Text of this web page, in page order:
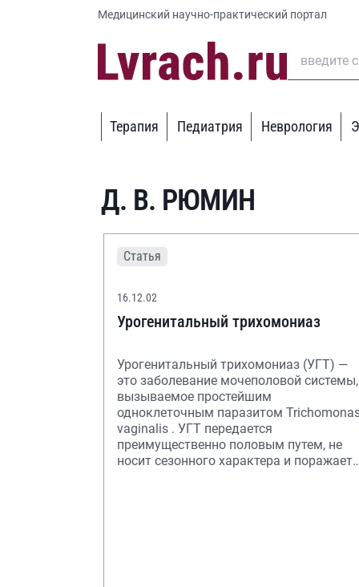
Медицинский научно-практический портал
Терапия Педиатрия Неврология
Д. В. РЮМИН
Статья
16.12.02
Урогенитальный трихомониаз
Урогенитальный трихомониаз (УГТ) —
это заболевание мочеполовой системы,
вызываемое простейшим
одноклеточным паразитом Trichomonas
vaginalis . УГТ передается
преимущественно половым путем, не
носит сезонного характера и поражает